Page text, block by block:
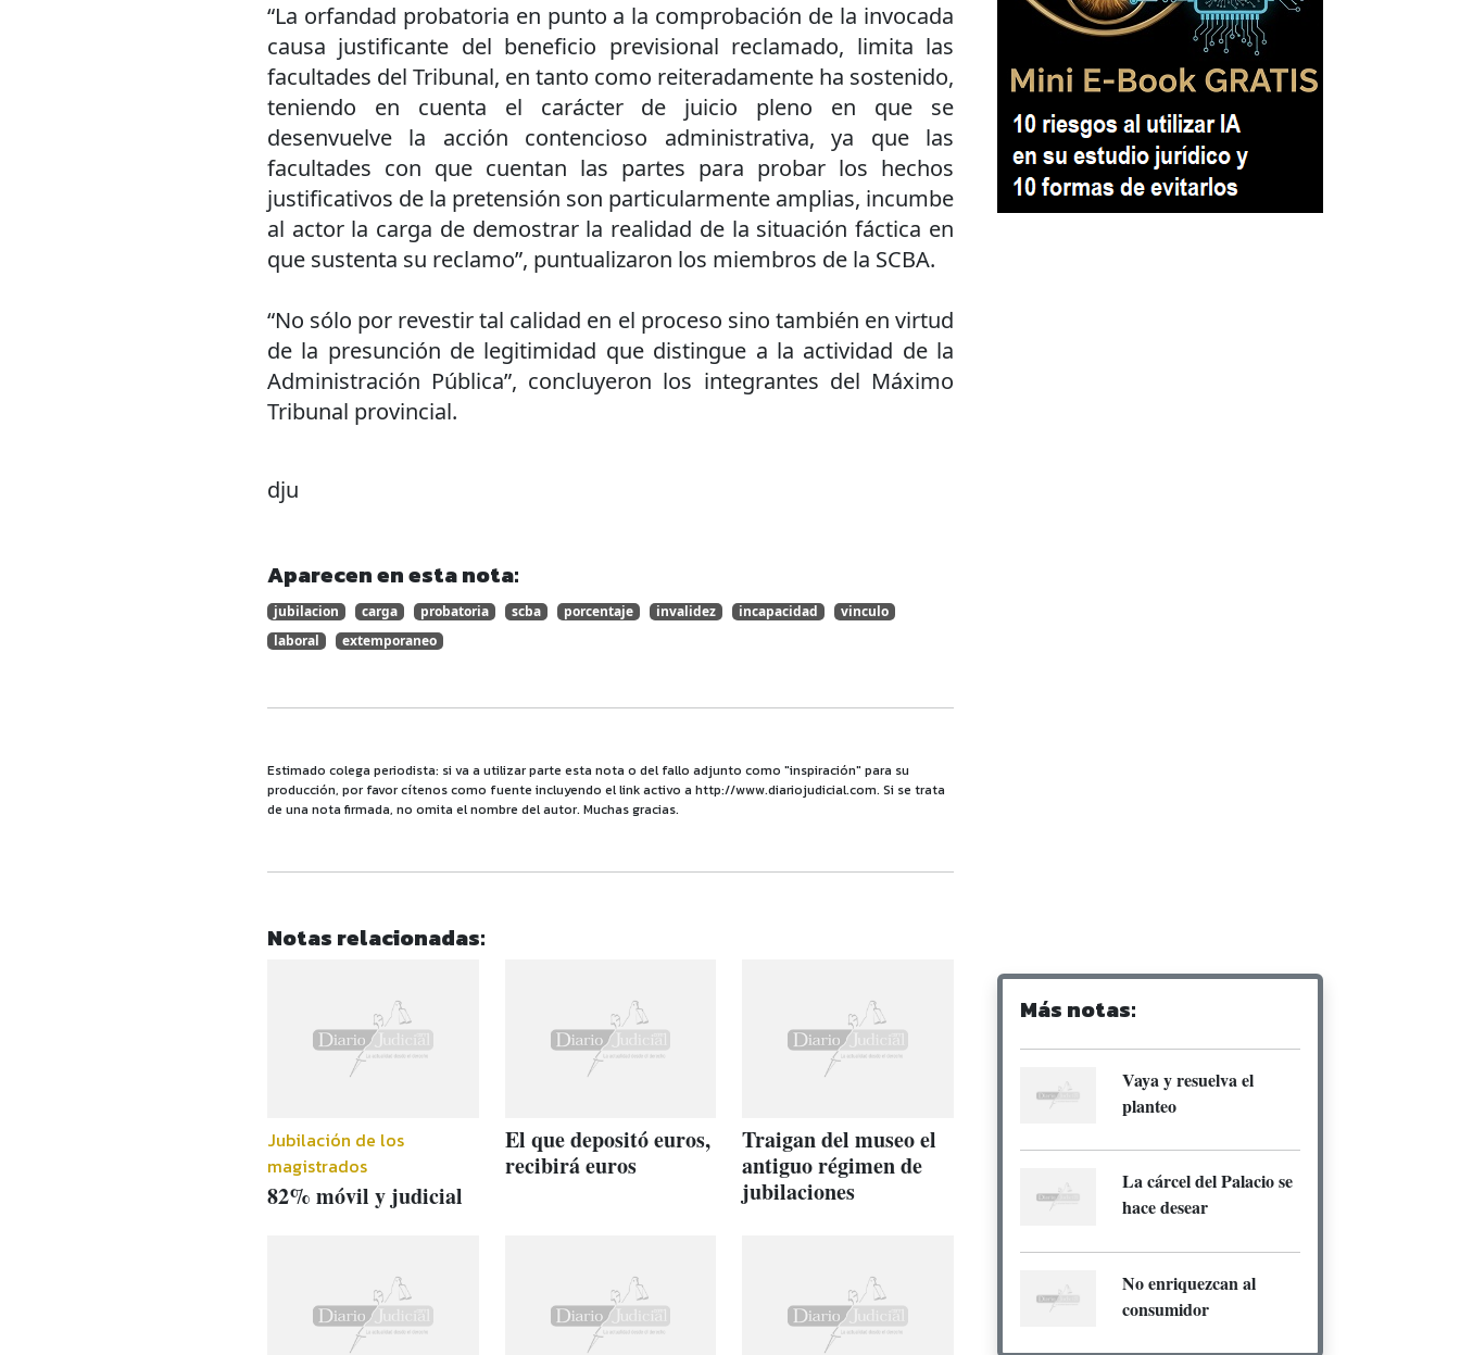
“La orfandad probatoria en punto a la comprobación de la invocada
causa justificante del beneficio previsional reclamado, limita las
facultades del Tribunal, en tanto como reiteradamente ha sostenido,
teniendo en cuenta el carácter de juicio pleno en que se
desenvuelve la acción contencioso administrativa, ya que las
facultades con que cuentan las partes para probar los hechos
justificativos de la pretensión son particularmente amplias, incumbe
al actor la carga de demostrar la realidad de la situación fáctica en
que sustenta su reclamo”, puntualizaron los miembros de la SCBA.
“No sólo por revestir tal calidad en el proceso sino también en virtud
de la presunción de legitimidad que distingue a la actividad de la
Administración Pública”, concluyeron los integrantes del Máximo
Tribunal provincial.
dju
Aparecen en esta nota:
jubilacion carga probatoria scba porcentaje invalidez incapacidad
vinculo
laboral
extemporaneo
Estimado colega periodista: si va a utilizar parte esta nota o del fallo adjunto como "inspiración" para su
producción, por favor cítenos como fuente incluyendo el link activo a http://www.diariojudicial.com. Si se trata
de una nota firmada, no omita el nombre del autor. Muchas gracias.
Notas relacionadas:
Jubilación de los
magistrados
82% móvil y judicial
El que depositó euros,
recibirá euros
Traigan del museo el
antiguo régimen de
jubilaciones
Más notas:
Vaya y resuelva el
planteo
La cárcel del Palacio se
hace desear
No enriquezcan al
consumidor